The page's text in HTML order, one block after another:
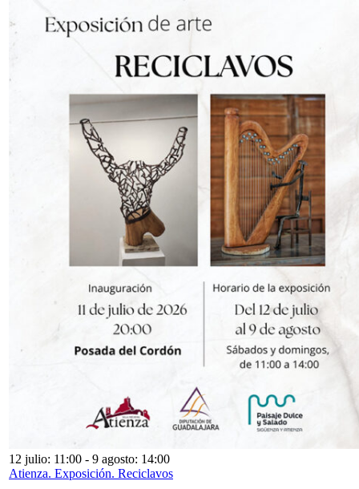
12 julio: 11:00 - 9 agosto: 14:00
Atienza. Exposición. Reciclavos